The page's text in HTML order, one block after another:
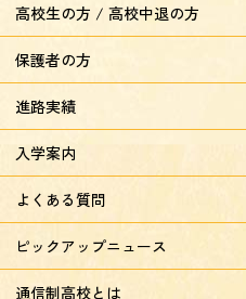
高校生の方 / 高校中退の方
保護者の方
進路実績
入学案内
よくある質問
ピックアップニュース
通信制高校とは